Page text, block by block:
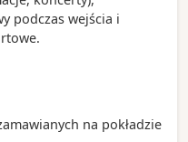
ośrodków
Zjednoczonych
podczas wejścia i
na pokładzie